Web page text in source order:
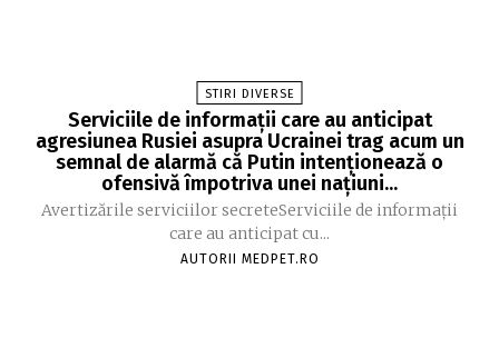
STIRI DIVERSE
Serviciile de informații care au anticipat
agresiunea Rusiei asupra Ucrainei trag acum un
semnal de alarmă că Putin intenționează o
ofensivă împotriva unei națiuni...
Avertizările serviciilor secreteServiciile de informații
care au anticipat cu...
AUTORII MEDPET.RO